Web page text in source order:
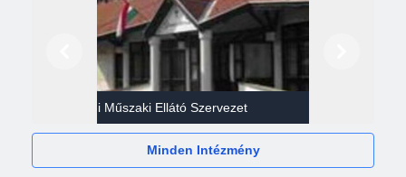
Gazdasági Műszaki Ellátó Szervezet
Minden Intézmény